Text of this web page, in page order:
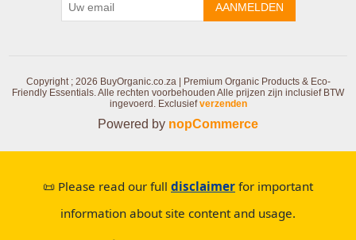
AANMELDEN
Copyright ; 2026 BuyOrganic.co.za | Premium Organic Products & Eco-
Friendly Essentials. Alle rechten voorbehouden Alle prijzen zijn inclusief BTW
ingevoerd. Exclusiefverzenden
Powered by nopCommerce
📜 Please read our full disclaimer for important
information about site content and usage.